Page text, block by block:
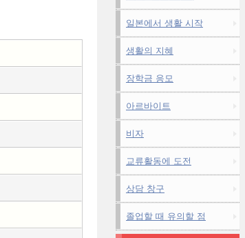
일본에서 생활 시작
생활의 지혜
장학금 응모
아르바이트
비자
교류활동에 도전
상담 창구
졸업할 때 유의할 점